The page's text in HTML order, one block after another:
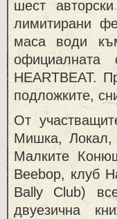
шест
лимитирани
маса води
официалната
HEARTBEAT.
подложките,
От
Мишка,
Малките
Beebop, клуб
Bally Club)
двуезична